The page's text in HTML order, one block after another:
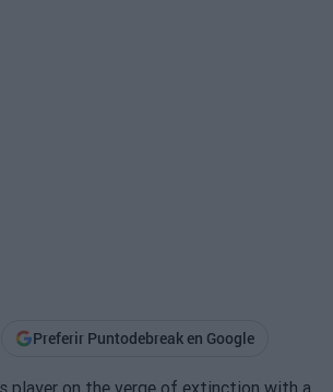
comments section
Preferir Puntodebreak en Google